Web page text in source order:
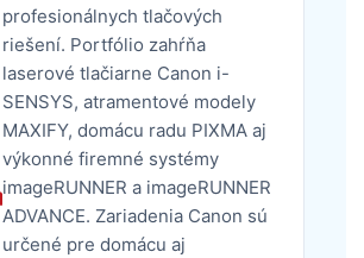
profesionálnych tlačových
riešení. Portfólio zahŕňa
laserové tlačiarne Canon i-
SENSYS, atramentové modely
MAXIFY, domácu radu PIXMA aj
výkonné firemné systémy
imageRUNNER a imageRUNNER
ADVANCE. Zariadenia Canon sú
určené pre domácu aj